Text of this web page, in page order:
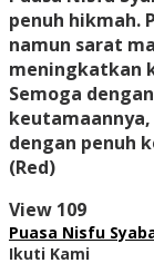
penuh hikmah.
namun sarat
meningkatkan
Semoga
dengan penuh
(Red)
View 109
Puasa Nisfu
Ikuti Kami